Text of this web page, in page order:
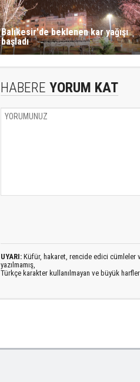
Balıkesir'de beklenen kar yağışı
başladı
HABERE YORUM KAT
UYARI: Küfür, hakaret, rencide edici cümleler
yazılmamış,
Türkçe karakter kullanılmayan ve büyük